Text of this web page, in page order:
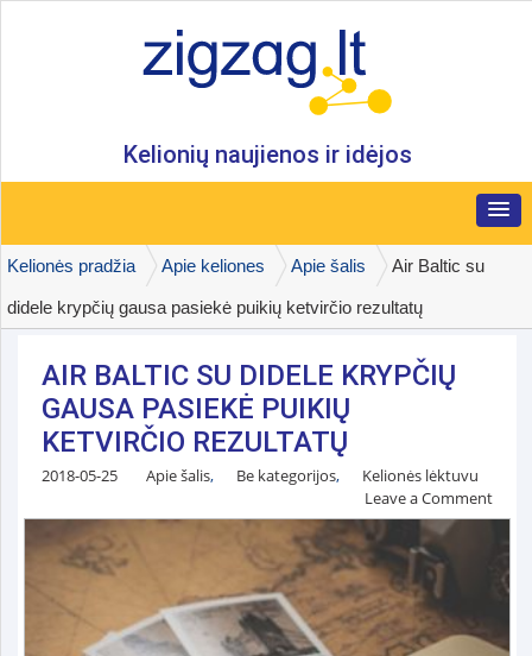
Kelionių naujienos ir idėjos
Kelionės pradžia Apie keliones Apie šalis Air Baltic su
didele krypčių gausa pasiekė puikių ketvirčio rezultatų
AIR BALTIC SU DIDELE KRYPČIŲ
GAUSA PASIEKĖ PUIKIŲ
KETVIRČIO REZULTATŲ
2018-05-25 Apie šalis, Be kategorijos,
Kelionės lėktuvu
Leave a Comment